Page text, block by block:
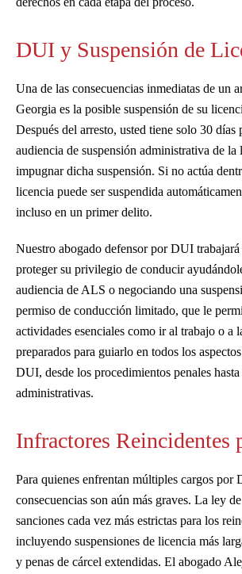
DUI y Suspensión de
Una de las consecuencias inmediatas de un
Georgia es la posible suspensión de su
Después del arresto, usted tiene solo 30 días
audiencia de suspensión administrativa de
impugnar dicha suspensión. Si no actúa
licencia puede ser suspendida
incluso en un primer delito.
Nuestro abogado defensor por DUI trabajará
proteger su privilegio de conducir
audiencia de ALS o negociando una
permiso de conducción limitado, que le
actividades esenciales como ir al trabajo o a
preparados para guiarlo en todos los
DUI, desde los procedimientos penales
administrativas.
Infractores Reincidentes
Para quienes enfrentan múltiples cargos por
consecuencias son aún más graves. La ley
sanciones cada vez más estrictas para los
incluyendo suspensiones de licencia más
y penas de cárcel extendidas. El abogado